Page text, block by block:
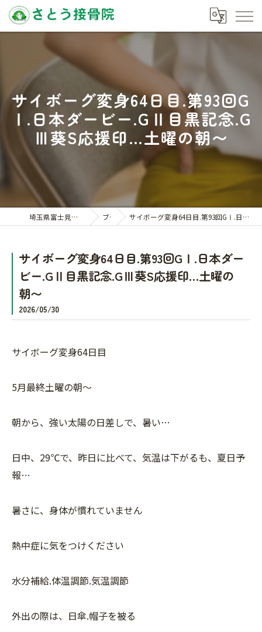
サイボーグ変身64日目.第93回G
Ⅰ.日本ダービー.GⅡ目黒記念.G
Ⅲ葵S応援印…土曜の朝〜
埼玉県富士見の接骨院ならさとう接骨院 ブログ サイボーグ変身64日目.第93回GⅠ.日本ダービー.GⅡ目黒記念.GⅢ葵S応援印…土曜の朝〜
サイボーグ変身64日目.第93回GⅠ.日本ダー
ビー.GⅡ目黒記念.GⅢ葵S応援印…土曜の
朝〜
2026/05/30
サイボーグ変身64日目
5月最終土曜の朝〜
朝から、強い太陽の日差しで、暑い…
日中、29℃で、昨日に比べて、気温は下がるも、夏日予
報…
暑さに、身体が慣れていません
熱中症に気をつけください
水分補給.体温調節.気温調節
外出の際は、日傘.帽子を被る